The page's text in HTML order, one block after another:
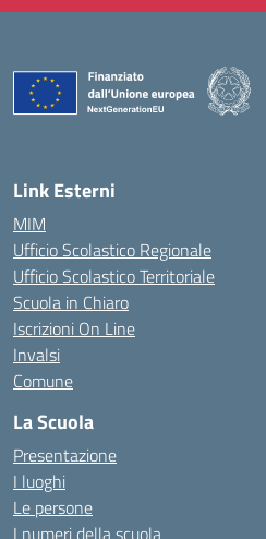
Link Esterni
MIM
Ufficio Scolastico Regionale
Ufficio Scolastico Territoriale
Scuola in Chiaro
Iscrizioni On Line
Invalsi
Comune
La Scuola
Presentazione
I luoghi
Le persone
I numeri della scuola